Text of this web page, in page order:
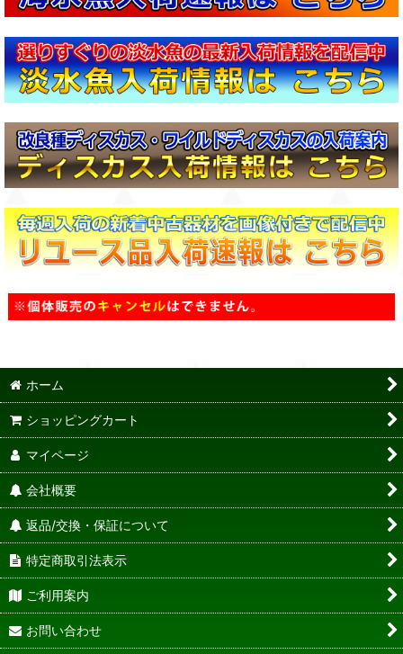
ホーム
ショッピングカート
マイページ
会社概要
返品/交換・保証について
特定商取引法表示
ご利用案内
お問い合わせ